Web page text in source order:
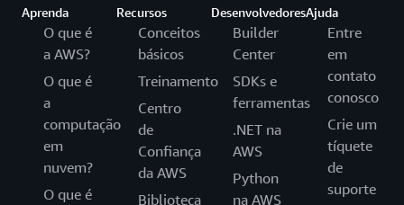
Aprenda
O que é
a AWS?
O que é
a
computação
em
nuvem?
O que é
Recursos
Conceitos
básicos
Treinamento
Centro
de
Confiança
da AWS
Biblioteca
Desenvolvedores
Builder
Center
SDKs e
ferramentas
.NET na
AWS
Python
na AWS
Ajuda
Entre
em
contato
conosco
Crie um
tíquete
de
suporte